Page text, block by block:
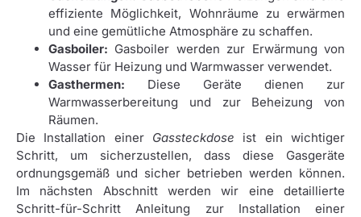
effiziente Möglichkeit, Wohnräume zu erwärmen
und eine gemütliche Atmosphäre zu schaffen.
Gasboiler: Gasboiler werden zur Erwärmung von
Wasser für Heizung und Warmwasser verwendet.
Gasthermen: Diese Geräte dienen zur
Warmwasserbereitung und zur Beheizung von
Räumen.
Die Installation einer Gassteckdose ist ein wichtiger
Schritt, um sicherzustellen, dass diese Gasgeräte
ordnungsgemäß und sicher betrieben werden können.
Im nächsten Abschnitt werden wir eine detaillierte
Schritt-für-Schritt Anleitung zur Installation einer